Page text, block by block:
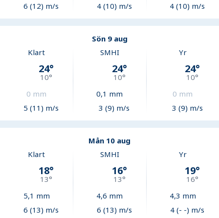
6 (12) m/s
4 (10) m/s
4 (10) m/s
Sön 9 aug
Klart
24°
10°
0 mm
5 (11) m/s
SMHI
24°
10°
0,1 mm
3 (9) m/s
Yr
24°
10°
0 mm
3 (9) m/s
Mån 10 aug
Klart
18°
13°
5,1 mm
6 (13) m/s
SMHI
16°
13°
4,6 mm
6 (13) m/s
Yr
19°
16°
4,3 mm
4 (- -) m/s